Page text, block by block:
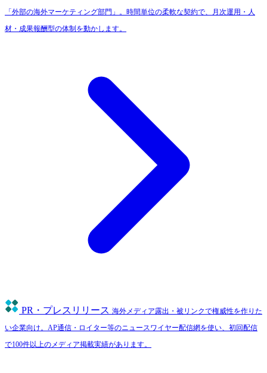
「外部の海外マーケティング部門」。時間単位の柔軟な契約で、月次運用・人
材・成果報酬型の体制を動かします。
PR・プレスリリース 海外メディア露出・被リンクで権威性を作りた
い企業向け。AP通信・ロイター等のニュースワイヤー配信網を使い、初回配信
で100件以上のメディア掲載実績があります。